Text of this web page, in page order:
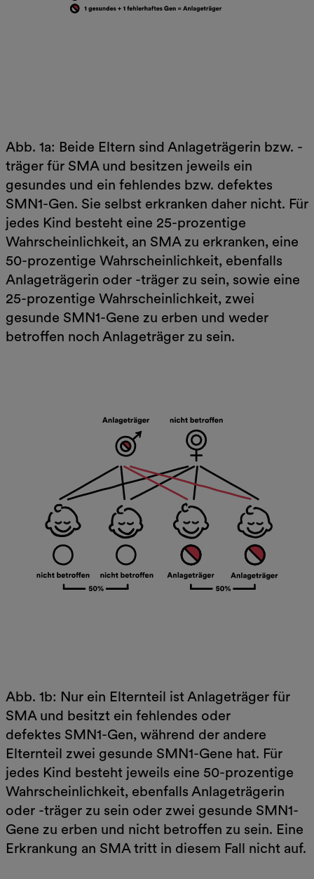
Abb. 1a: Beide Eltern sind Anlageträgerin bzw. -
träger für SMA und besitzen jeweils ein
gesundes und ein fehlendes bzw. defektes
SMN1-Gen. Sie selbst erkranken daher nicht. Für
jedes Kind besteht eine 25-prozentige
Wahrscheinlichkeit, an SMA zu erkranken, eine
50-prozentige Wahrscheinlichkeit, ebenfalls
Anlageträgerin oder -träger zu sein, sowie eine
25-prozentige Wahrscheinlichkeit, zwei
gesunde SMN1-Gene zu erben und weder
betroffen noch Anlageträger zu sein.
Abb. 1b: Nur ein Elternteil ist Anlageträger für
SMA und besitzt ein fehlendes oder
defektes SMN1-Gen, während der andere
Elternteil zwei gesunde SMN1-Gene hat. Für
jedes Kind besteht jeweils eine 50-prozentige
Wahrscheinlichkeit, ebenfalls Anlageträgerin
oder -träger zu sein oder zwei gesunde SMN1-
Gene zu erben und nicht betroffen zu sein. Eine
Erkrankung an SMA tritt in diesem Fall nicht auf.